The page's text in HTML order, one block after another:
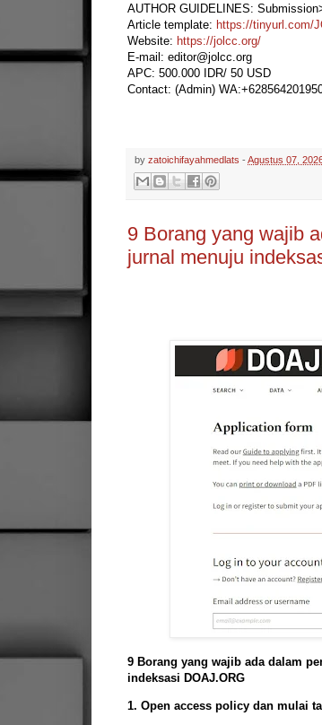
AUTHOR GUIDELINES:
Article template: https://tinyurl.com/
Website: https://jolcc.org/
E-mail: editor@jolcc.org
APC: 500.000 IDR/ 50 USD
Contact: (Admin)
by zatoichifayahmedlats - Agustus 07,
9 Borang yang wajib
jurnal menuju
9 Borang yang wajib ada dalam
indeksasi DOAJ.ORG
1. Open access policy dan mulai